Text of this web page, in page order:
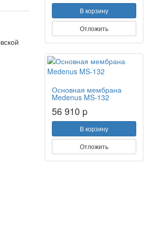
В корзину
Отложить
Основная мембрана
Medenus MS-132
56 910 p
В корзину
Отложить